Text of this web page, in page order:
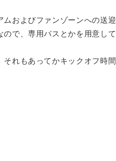
ムおよびファンゾーンへの送
で、専用バスとかを用意し
れもあってかキックオフ時